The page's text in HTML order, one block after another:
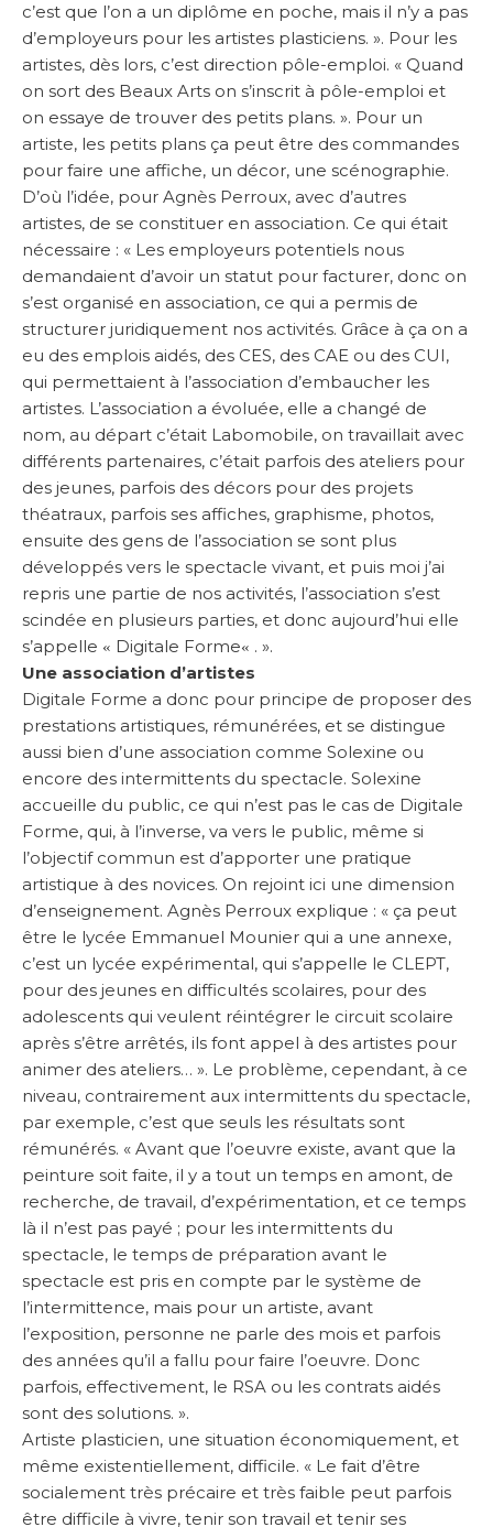
c’est que l’on a un diplôme en poche, mais il n’y a pas
d’employeurs pour les artistes plasticiens. ». Pour les
artistes, dès lors, c’est direction pôle-emploi. « Quand
on sort des Beaux Arts on s’inscrit à pôle-emploi et
on essaye de trouver des petits plans. ». Pour un
artiste, les petits plans ça peut être des commandes
pour faire une affiche, un décor, une scénographie.
D’où l’idée, pour Agnès Perroux, avec d’autres
artistes, de se constituer en association. Ce qui était
nécessaire : « Les employeurs potentiels nous
demandaient d’avoir un statut pour facturer, donc on
s’est organisé en association, ce qui a permis de
structurer juridiquement nos activités. Grâce à ça on a
eu des emplois aidés, des CES, des CAE ou des CUI,
qui permettaient à l’association d’embaucher les
artistes. L’association a évoluée, elle a changé de
nom, au départ c’était Labomobile, on travaillait avec
différents partenaires, c’était parfois des ateliers pour
des jeunes, parfois des décors pour des projets
théatraux, parfois ses affiches, graphisme, photos,
ensuite des gens de l’association se sont plus
développés vers le spectacle vivant, et puis moi j’ai
repris une partie de nos activités, l’association s’est
scindée en plusieurs parties, et donc aujourd’hui elle
s’appelle « Digitale Forme« . ».
Une association d’artistes
Digitale Forme a donc pour principe de proposer des
prestations artistiques, rémunérées, et se distingue
aussi bien d’une association comme Solexine ou
encore des intermittents du spectacle. Solexine
accueille du public, ce qui n’est pas le cas de Digitale
Forme, qui, à l’inverse, va vers le public, même si
l’objectif commun est d’apporter une pratique
artistique à des novices. On rejoint ici une dimension
d’enseignement. Agnès Perroux explique : « ça peut
être le lycée Emmanuel Mounier qui a une annexe,
c’est un lycée expérimental, qui s’appelle le CLEPT,
pour des jeunes en difficultés scolaires, pour des
adolescents qui veulent réintégrer le circuit scolaire
après s’être arrêtés, ils font appel à des artistes pour
animer des ateliers… ». Le problème, cependant, à ce
niveau, contrairement aux intermittents du spectacle,
par exemple, c’est que seuls les résultats sont
rémunérés. « Avant que l’oeuvre existe, avant que la
peinture soit faite, il y a tout un temps en amont, de
recherche, de travail, d’expérimentation, et ce temps
là il n’est pas payé ; pour les intermittents du
spectacle, le temps de préparation avant le
spectacle est pris en compte par le système de
l’intermittence, mais pour un artiste, avant
l’exposition, personne ne parle des mois et parfois
des années qu’il a fallu pour faire l’oeuvre. Donc
parfois, effectivement, le RSA ou les contrats aidés
sont des solutions. ».
Artiste plasticien, une situation économiquement, et
même existentiellement, difficile. « Le fait d’être
socialement très précaire et très faible peut parfois
être difficile à vivre, tenir son travail et tenir ses